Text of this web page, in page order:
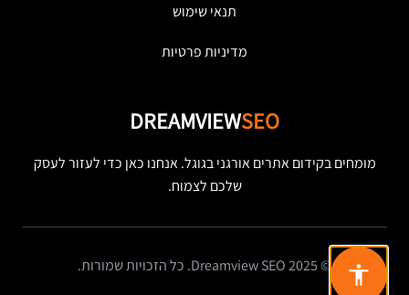
תנאי שימוש
מדיניות פרטיות
DREAMVIEWSEO
מומחים בקידום אתרים אורגני בגוגל. אנחנו כאן כדי לעזור לעסק
שלכם לצמוח.
© 2025 Dreamview SEO. כל הזכויות שמורות.